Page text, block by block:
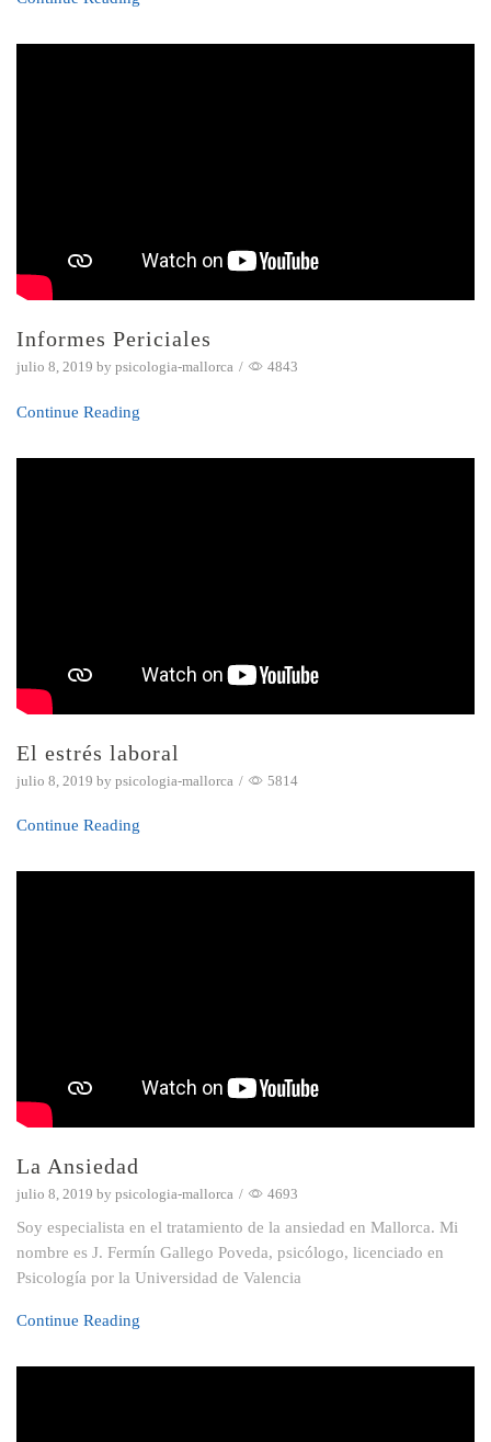
Informes Periciales
julio 8, 2019 by psicologia-mallorca / 4843
Continue Reading
El estrés laboral
julio 8, 2019 by psicologia-mallorca / 5814
Continue Reading
La Ansiedad
julio 8, 2019 by psicologia-mallorca / 4693
Soy especialista en el tratamiento de la ansiedad en Mallorca. Mi
nombre es J. Fermín Gallego Poveda, psicólogo, licenciado en
Psicología por la Universidad de Valencia
Continue Reading